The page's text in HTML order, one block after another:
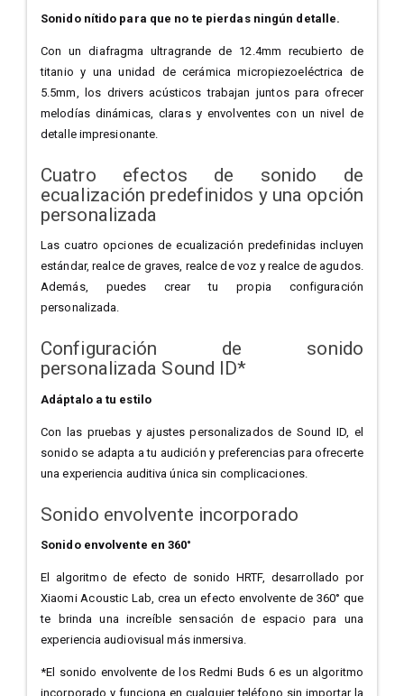
Sonido nítido para que no te pierdas ningún detalle.
Con un diafragma ultragrande de 12.4mm recubierto de
titanio y una unidad de cerámica micropiezoeléctrica de
5.5mm, los drivers acústicos trabajan juntos para ofrecer
melodías dinámicas, claras y envolventes con un nivel de
detalle impresionante.
Cuatro efectos de sonido de
ecualización predefinidos y una opción
personalizada
Las cuatro opciones de ecualización predefinidas incluyen
estándar, realce de graves, realce de voz y realce de agudos.
Además, puedes crear tu propia configuración
personalizada.
Configuración de sonido
personalizada Sound ID*
Adáptalo a tu estilo
Con las pruebas y ajustes personalizados de Sound ID, el
sonido se adapta a tu audición y preferencias para ofrecerte
una experiencia auditiva única sin complicaciones.
Sonido envolvente incorporado
Sonido envolvente en 360°
El algoritmo de efecto de sonido HRTF, desarrollado por
Xiaomi Acoustic Lab, crea un efecto envolvente de 360° que
te brinda una increíble sensación de espacio para una
experiencia audiovisual más inmersiva.
*El sonido envolvente de los Redmi Buds 6 es un algoritmo
incorporado y funciona en cualquier teléfono sin importar la